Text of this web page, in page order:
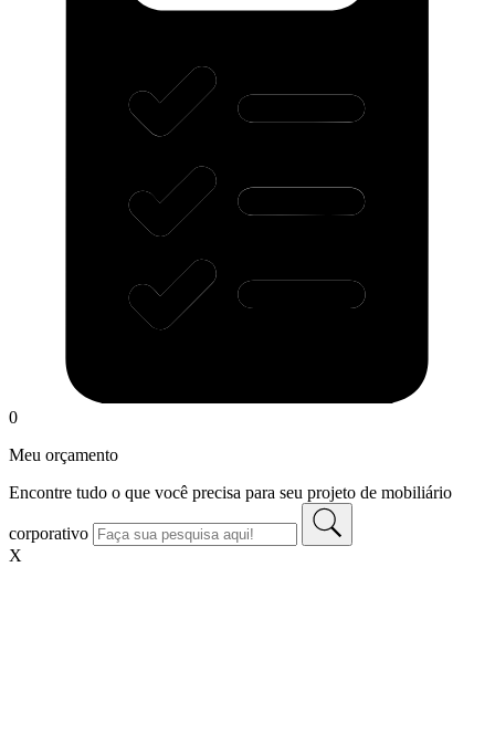
0
Meu orçamento
Encontre tudo o que você precisa para seu projeto de mobiliário
corporativo
X